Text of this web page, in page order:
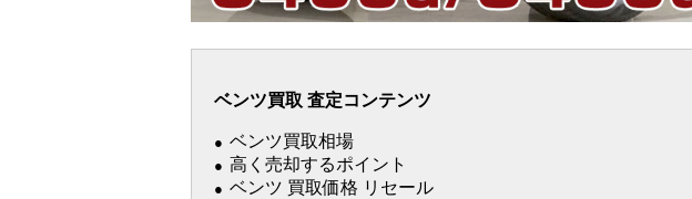
ベンツ買取 査定コンテンツ
ベンツ買取相場
高く売却するポイント
ベンツ 買取価格 リセール